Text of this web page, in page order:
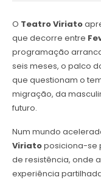
O Teatro Viriato
que decorre entre
programação
seis meses, o palco
que questionam o
migração, da
futuro.
Num mundo
Viriatoposiciona-se
de resistência, onde
experiência